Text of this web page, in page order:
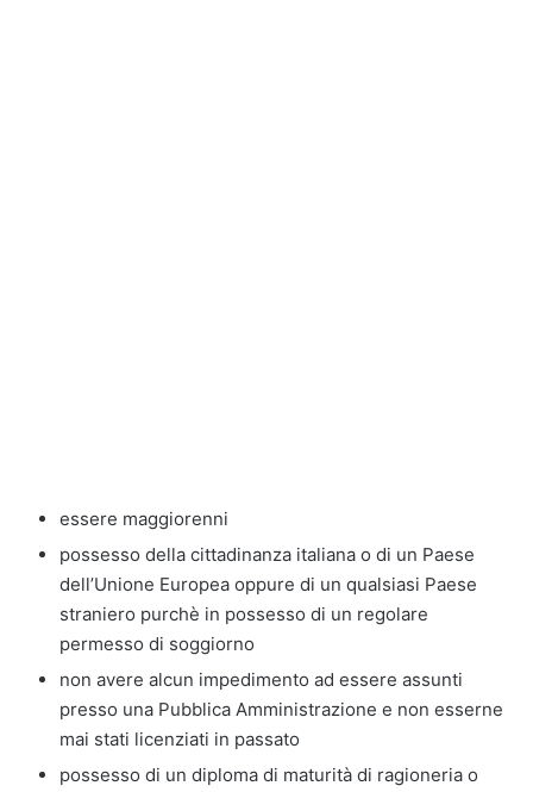
essere maggiorenni
possesso della cittadinanza italiana o di un Paese
dell’Unione Europea oppure di un qualsiasi Paese
straniero purchè in possesso di un regolare
permesso di soggiorno
non avere alcun impedimento ad essere assunti
presso una Pubblica Amministrazione e non esserne
mai stati licenziati in passato
possesso di un diploma di maturità di ragioneria o